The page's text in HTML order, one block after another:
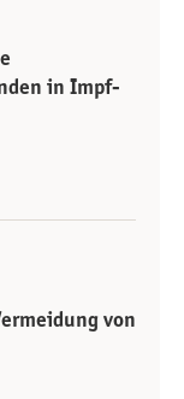
in Impf-
von